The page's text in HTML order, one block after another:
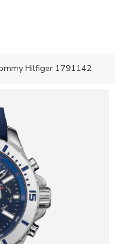
Hilfiger 1791142